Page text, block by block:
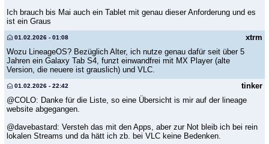
Ich brauch bis Mai auch ein Tablet mit genau dieser Anforderung und es
ist ein Graus
xtrm
01.02.2026 - 01:08
Wozu LineageOS? Bezüglich Alter, ich nutze genau dafür seit über 5
Jahren ein Galaxy Tab S4, funzt einwandfrei mit MX Player (alte
Version, die neuere ist grauslich) und VLC.
tinker
01.02.2026 - 22:42
@COLO: Danke für die Liste, so eine Übersicht is mir auf der lineage
website abgegangen.
@davebastard: Versteh das mit den Apps, aber zur Not bleib ich bei rein
lokalen Streams und da hätt ich zb. bei VLC keine Bedenken.